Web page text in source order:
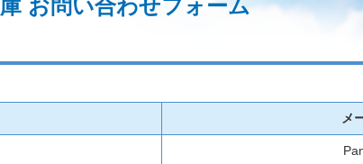
お問い合わせフォーム
メ